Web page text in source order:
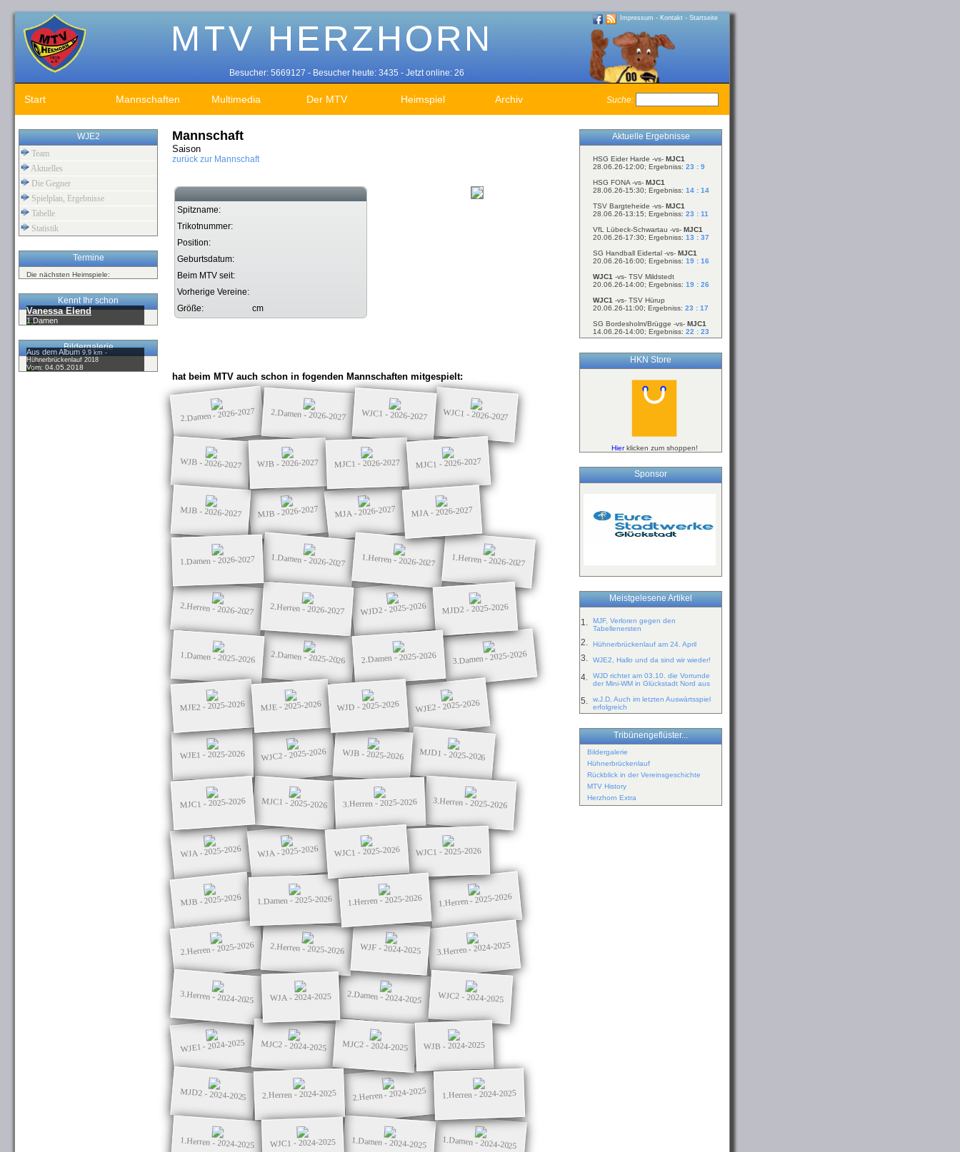
Impressum - Kontakt - Startseite
Besucher: 5669127 - Besucher heute: 3435 - Jetzt online: 26
Start Mannschaften Multimedia Der MTV Heimspiel Archiv Suche:
WJE2
Team
Aktuelles
Die Gegner
Spielplan, Ergebnisse
Tabelle
Statistik
Termine
Die nächsten Heimspiele:
Kennt Ihr schon
Vanessa Elend
1.Damen
Bildergalerie
Aus dem Album9,9 km -
Hühnerbrückenlauf 2018
Vom: 04.05.2018
Mannschaft
Saison
zurück zur Mannschaft
Spitzname:
Trikotnummer:
Position:
Geburtsdatum:
Beim MTV seit:
Vorherige Vereine:
Größe:
cm
hat beim MTV auch schon in fogenden Mannschaften mitgespielt:
2.Damen - 2026-2027 2.Damen - 2026-2027 WJC1 - 2026-2027 WJC1 - 2026-2027
WJB - 2026-2027 WJB - 2026-2027 MJC1 - 2026-2027 MJC1 - 2026-2027
MJB - 2026-2027 MJB - 2026-2027 MJA - 2026-2027 MJA - 2026-2027
1.Damen - 2026-2027 1.Damen - 2026-2027 1.Herren - 2026-2027 1.Herren - 2026-2027
2.Herren - 2026-2027 2.Herren - 2026-2027 WJD2 - 2025-2026 MJD2 - 2025-2026
1.Damen - 2025-2026 2.Damen - 2025-2026 2.Damen - 2025-2026 3.Damen - 2025-2026
MJE2 - 2025-2026 MJE - 2025-2026 WJD - 2025-2026 WJE2 - 2025-2026
WJE1 - 2025-2026 WJC2 - 2025-2026 WJB - 2025-2026 MJD1 - 2025-2026
MJC1 - 2025-2026 MJC1 - 2025-2026 3.Herren - 2025-2026 3.Herren - 2025-2026
WJA - 2025-2026 WJA - 2025-2026 WJC1 - 2025-2026 WJC1 - 2025-2026
MJB - 2025-2026 1.Damen - 2025-2026 1.Herren - 2025-2026 1.Herren - 2025-2026
2.Herren - 2025-2026 2.Herren - 2025-2026 WJF - 2024-2025 3.Herren - 2024-2025
3.Herren - 2024-2025 WJA - 2024-2025 2.Damen - 2024-2025 WJC2 - 2024-2025
WJE1 - 2024-2025 MJC2 - 2024-2025 MJC2 - 2024-2025 WJB - 2024-2025
MJD2 - 2024-2025 2.Herren - 2024-2025 2.Herren - 2024-2025 1.Herren - 2024-2025
1.Herren - 2024-2025 WJC1 - 2024-2025 1.Damen - 2024-2025 1.Damen - 2024-2025
Aktuelle Ergebnisse
HSG Eider Harde -vs- MJC1
28.06.26-12:00; Ergebniss: 23 : 9
HSG FONA -vs- MJC1
28.06.26-15:30; Ergebniss: 14 : 14
TSV Bargteheide -vs- MJC1
28.06.26-13:15; Ergebniss: 23 : 11
VfL Lübeck-Schwartau -vs- MJC1
20.06.26-17:30; Ergebniss: 13 : 37
SG Handball Eidertal -vs- MJC1
20.06.26-16:00; Ergebniss: 19 : 16
WJC1 -vs- TSV Mildstedt
20.06.26-14:00; Ergebniss: 19 : 26
WJC1 -vs- TSV Hürup
20.06.26-11:00; Ergebniss: 23 : 17
SG Bordesholm/Brügge -vs- MJC1
14.06.26-14:00; Ergebniss: 22 : 23
HKN Store
Hierklicken zum shoppen!
Sponsor
Meistgelesene Artikel
1.
MJF, Verloren gegen den
Tabellenersten
2. Hühnerbrückenlauf am 24. April
3. WJE2, Hallo und da sind wir wieder!
4.
WJD richtet am 03.10. die Vorrunde
der Mini-WM in Glückstadt Nord aus
5.
w.J.D, Auch im letzten Auswärtsspiel
erfolgreich
Tribünengeflüster...
Bildergalerie
Hühnerbrückenlauf
Rückblick in der Vereinsgeschichte
MTV History
Herzhorn Extra